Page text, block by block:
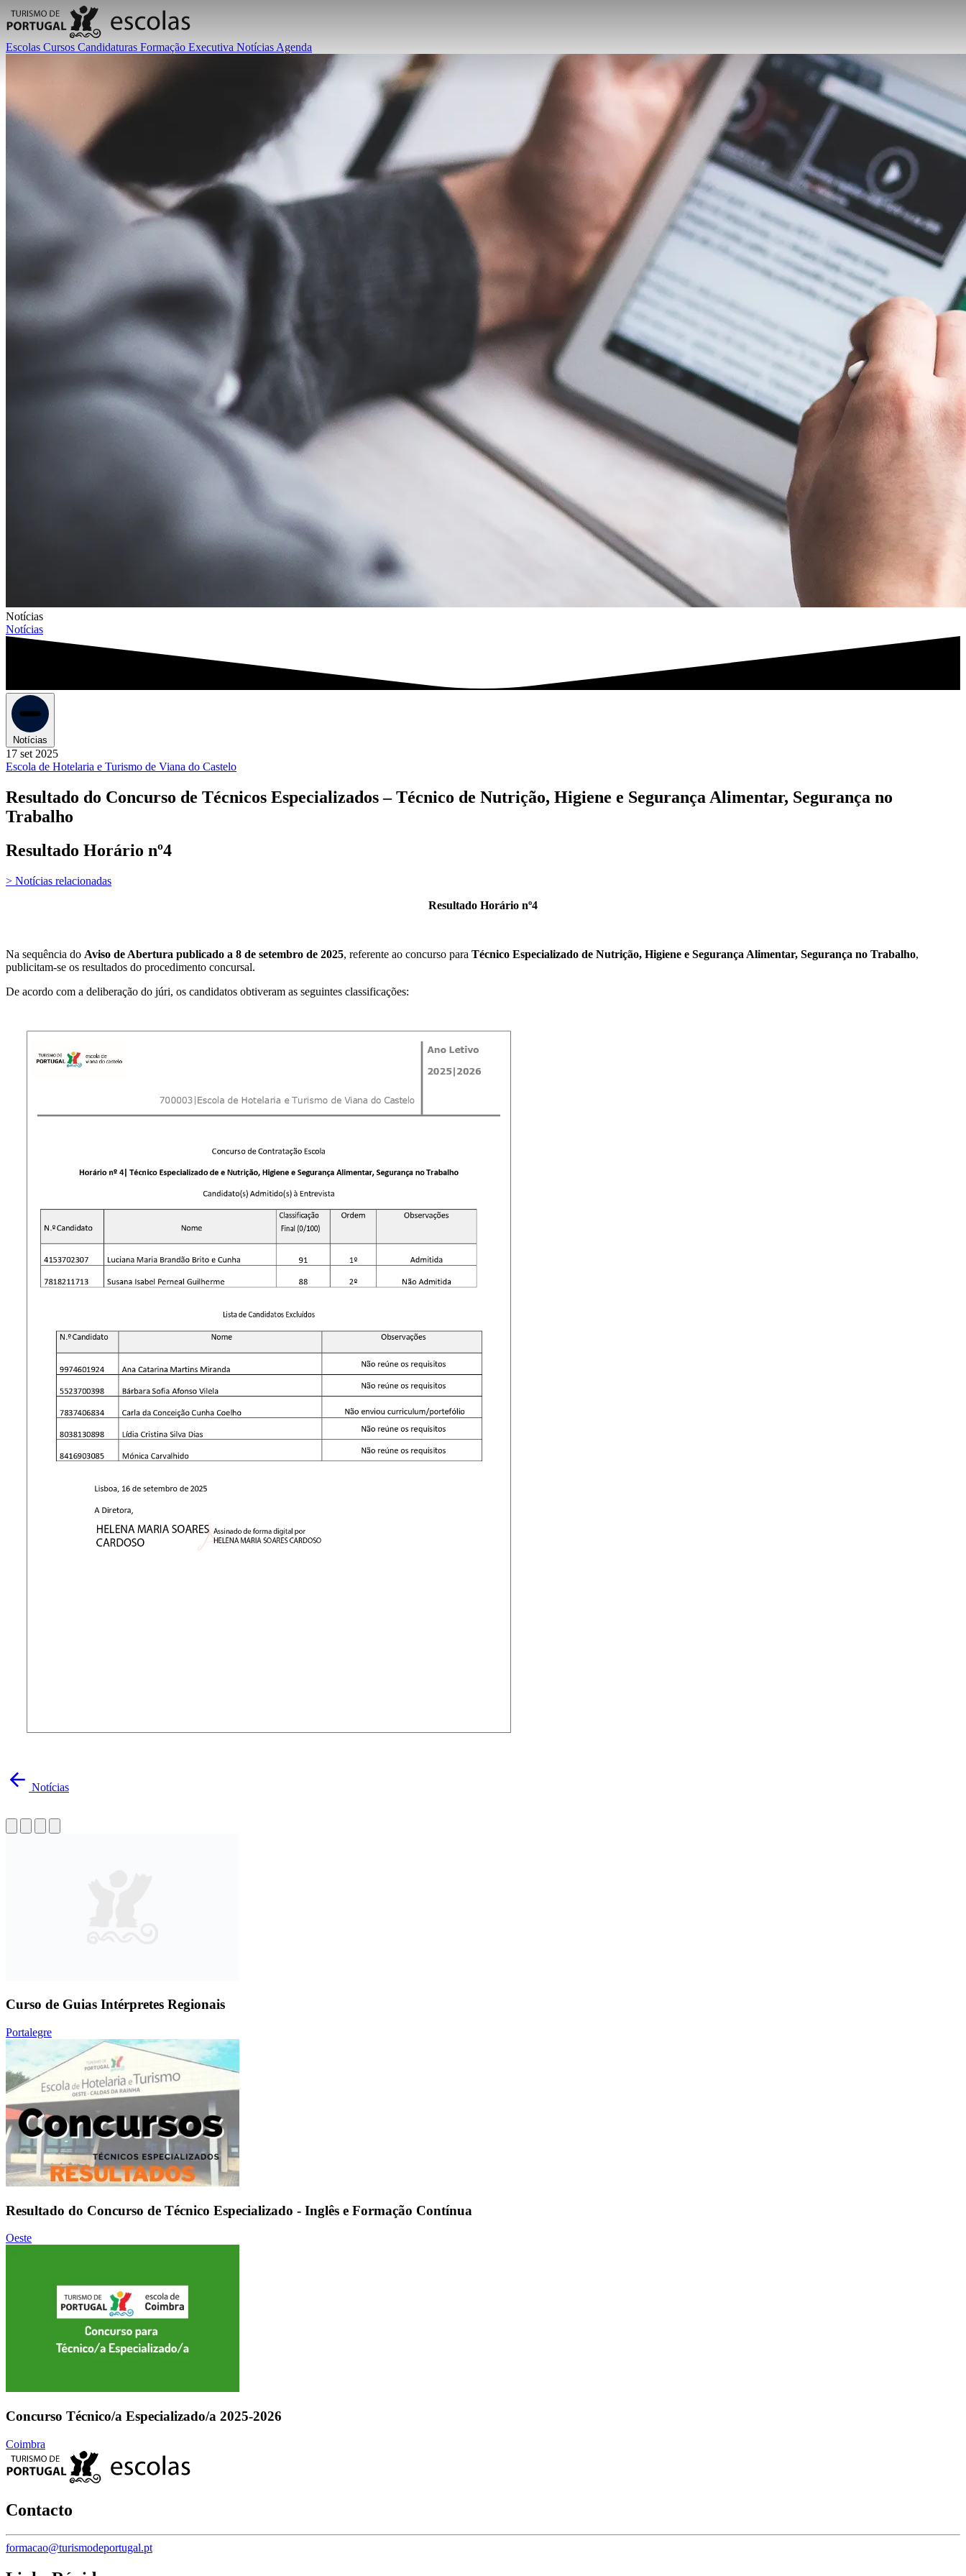
Escolas Cursos Candidaturas Formação Executiva Notícias Agenda
Notícias
Notícias
Notícias
17 set 2025
Escola de Hotelaria e Turismo de Viana do Castelo
Resultado do Concurso de Técnicos Especializados – Técnico de Nutrição, Higiene e Segurança Alimentar, Segurança no
Trabalho
Resultado Horário nº4
> Notícias relacionadas
Resultado Horário nº4
Na sequência do Aviso de Abertura publicado a 8 de setembro de 2025, referente ao concurso para Técnico Especializado de Nutrição, Higiene e Segurança Alimentar, Segurança no Trabalho,
publicitam-se os resultados do procedimento concursal.
De acordo com a deliberação do júri, os candidatos obtiveram as seguintes classificações:
Notícias
Curso de Guias Intérpretes Regionais
Portalegre
Resultado do Concurso de Técnico Especializado - Inglês e Formação Contínua
Oeste
Concurso Técnico/a Especializado/a 2025-2026
Coimbra
Contacto
formacao@turismodeportugal.pt